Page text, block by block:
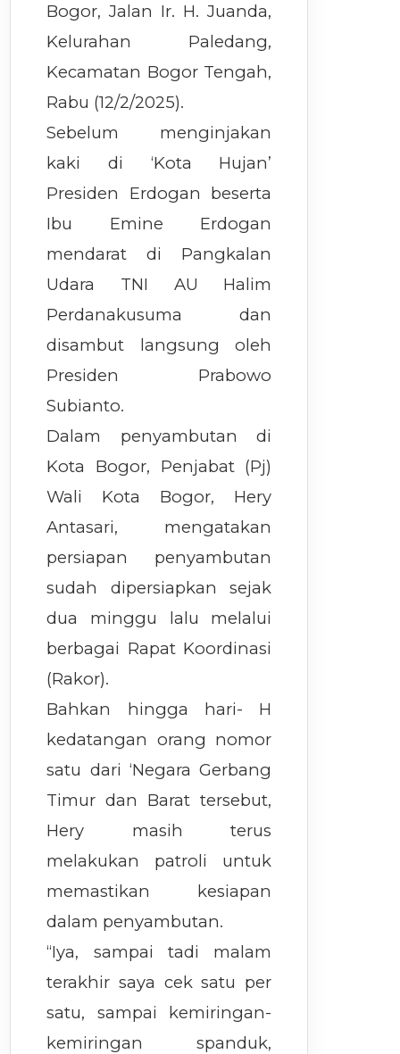
Bogor, Jalan Ir. H. Juanda,
Kelurahan Paledang,
Kecamatan Bogor Tengah,
Rabu (12/2/2025).
Sebelum menginjakan
kaki di ‘Kota Hujan’
Presiden Erdogan beserta
Ibu Emine Erdogan
mendarat di Pangkalan
Udara TNI AU Halim
Perdanakusuma dan
disambut langsung oleh
Presiden Prabowo
Subianto.
Dalam penyambutan di
Kota Bogor, Penjabat (Pj)
Wali Kota Bogor, Hery
Antasari, mengatakan
persiapan penyambutan
sudah dipersiapkan sejak
dua minggu lalu melalui
berbagai Rapat Koordinasi
(Rakor).
Bahkan hingga hari- H
kedatangan orang nomor
satu dari ‘Negara Gerbang
Timur dan Barat tersebut,
Hery masih terus
melakukan patroli untuk
memastikan kesiapan
dalam penyambutan.
“Iya, sampai tadi malam
terakhir saya cek satu per
satu, sampai kemiringan-
kemiringan spanduk,